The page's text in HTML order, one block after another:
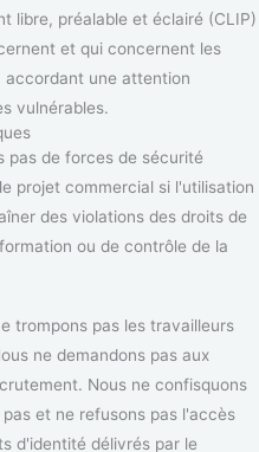
libre, préalable et éclairé (CLIP)
et qui concernent les
accordant une attention
vulnérables.
pas de forces de sécurité
projet commercial si l'utilisation
des violations des droits de
ou de contrôle de la
trompons pas les travailleurs
ne demandons pas aux
Nous ne confisquons
et ne refusons pas l'accès
d'identité délivrés par le